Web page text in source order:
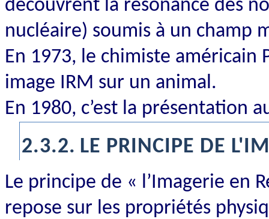
découvrent la résonance des
nucléaire) soumis à un champ
En 1973, le chimiste
image IRM sur un animal.
En 1980, c’est la présentation
2.3.2. LE PRINCIPE DE
Le principe de « l’Imagerie en
repose sur les propriétés